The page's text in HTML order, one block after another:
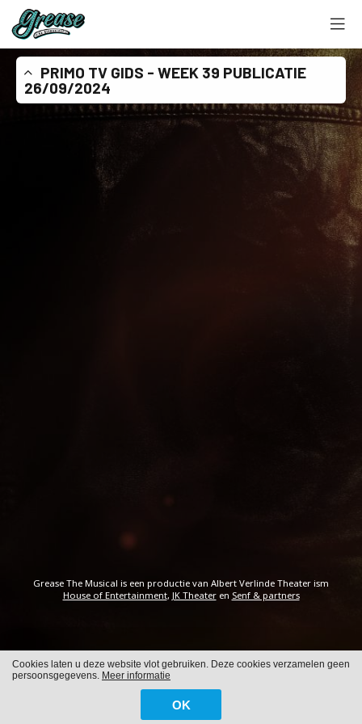
PRIMO TV GIDS - WEEK 39 PUBLICATIE
26/09/2024
Grease The Musical is een productie van Albert Verlinde Theater ism
House of Entertainment, JK Theateren Senf & partners
Cookies Privacy
FROM ALWAYS AWAKE
Cookies laten u deze website vlot gebruiken. Deze cookies verzamelen geen
persoonsgegevens. Meer informatie
OK